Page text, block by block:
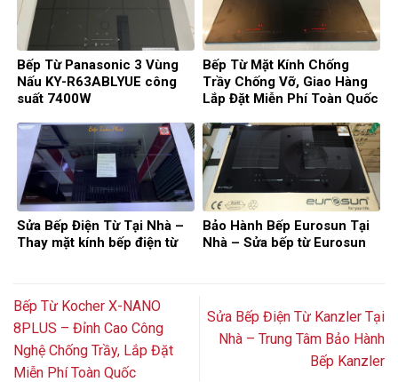
Bếp Từ Panasonic 3 Vùng
Nấu KY-R63ABLYUE công
suất 7400W
Bếp Từ Mặt Kính Chống
Trầy Chống Vỡ, Giao Hàng
Lắp Đặt Miễn Phí Toàn Quốc
Sửa Bếp Điện Từ Tại Nhà –
Thay mặt kính bếp điện từ
Bảo Hành Bếp Eurosun Tại
Nhà – Sửa bếp từ Eurosun
Bếp Từ Kocher X-NANO
8PLUS – Đỉnh Cao Công
Nghệ Chống Trầy, Lắp Đặt
Miễn Phí Toàn Quốc
Sửa Bếp Điện Từ Kanzler Tại
Nhà – Trung Tâm Bảo Hành
Bếp Kanzler